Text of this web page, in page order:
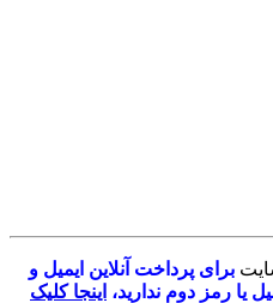
برای پرداخت آنلاین ایمیل و
یا رمز دوم ندارید، اینجا کلیک